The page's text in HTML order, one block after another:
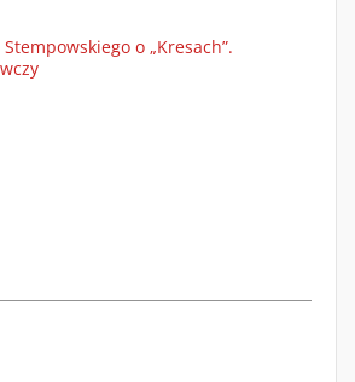
o „Kresach”.